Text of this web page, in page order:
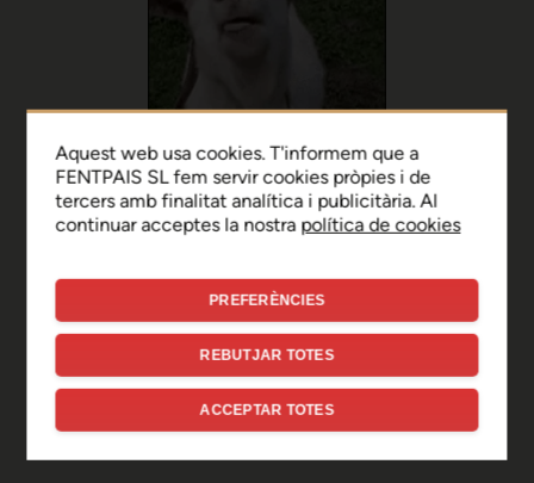
Ep, disculpa!
Sembla que hi ha hagut un
error de connexió temporal
Aquest web usa cookies. T'informem que a
FENTPAIS SL fem servir cookies pròpies i de
tercers amb finalitat analítica i publicitària. Al
continuar acceptes la nostra política de cookies
PREFERÈNCIES
REBUTJAR TOTES
ACCEPTAR TOTES